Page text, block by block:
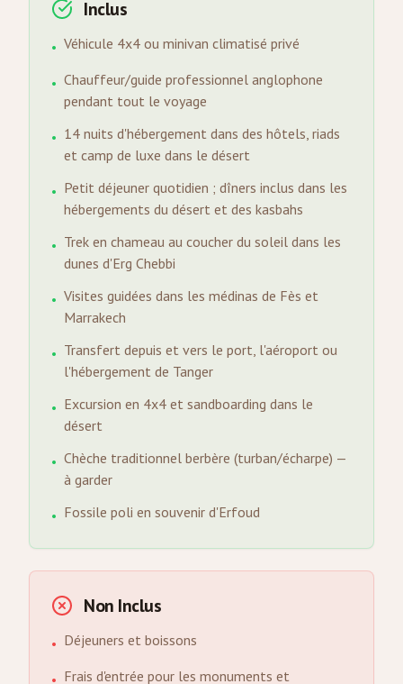
Inclus
• Véhicule 4x4 ou minivan climatisé privé
• Chauffeur/guide professionnel anglophone
pendant tout le voyage
• 14 nuits d'hébergement dans des hôtels, riads
et camp de luxe dans le désert
• Petit déjeuner quotidien ; dîners inclus dans les
hébergements du désert et des kasbahs
• Trek en chameau au coucher du soleil dans les
dunes d'Erg Chebbi
• Visites guidées dans les médinas de Fès et
Marrakech
• Transfert depuis et vers le port, l'aéroport ou
l'hébergement de Tanger
• Excursion en 4x4 et sandboarding dans le
désert
• Chèche traditionnel berbère (turban/écharpe) —
à garder
• Fossile poli en souvenir d'Erfoud
Non Inclus
• Déjeuners et boissons
• Frais d'entrée pour les monuments et